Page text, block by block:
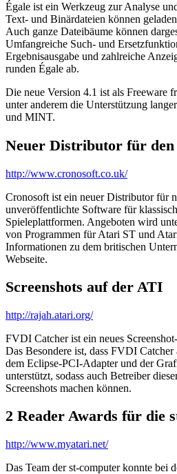
Égale ist ein Werkzeug zur Analyse
Text- und Binärdateien können
Auch ganze Dateibäume können
Umfangreiche Such- und
Ergebnisausgabe und zahlreiche
runden Égale ab.
Die neue Version 4.1 ist als Freeware
unter anderem die Unterstützung
und MINT.
Neuer Distributor für
http://www.cronosoft.co.uk/
Cronosoft ist ein neuer Distributor für
unveröffentlichte Software für
Spieleplattformen. Angeboten wird
von Programmen für Atari ST und
Informationen zu dem britischen
Webseite.
Screenshots auf der ATI
http://rajah.atari.org/
FVDI Catcher ist ein neues
Das Besondere ist, dass FVDI
dem Eclipse-PCI-Adapter und der
unterstützt, sodass auch Betreiber
Screenshots machen können.
2 Reader Awards für die
http://www.myatari.net/
Das Team der st-computer konnte bei